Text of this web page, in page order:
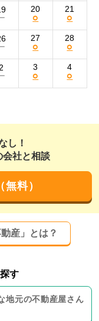
し！
会社と相談
料）
産」とは？
す
地元の不動産屋さん
20
○
21
○
27
○
28
○
2
3
○
4
○
す。
ポスティングや売
ウスの開催も実
える機会を作るこ
買い手が実際に物
する情報を詳細に
す。
のお取り扱い
方法のご提案も可
売主様には買取、
にはリースバック
家の解体工事、ホ
す。売却に伴う引
瑕疵保険のご案内